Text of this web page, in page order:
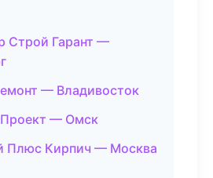
Строй Гарант —
— Владивосток
— Омск
Плюс Кирпич — Москва